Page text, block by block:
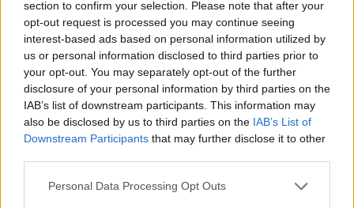
section to confirm your selection. Please note that after your
opt-out request is processed you may continue seeing
interest-based ads based on personal information utilized by
us or personal information disclosed to third parties prior to
your opt-out. You may separately opt-out of the further
disclosure of your personal information by third parties on the
IAB’s list of downstream participants. This information may
also be disclosed by us to third parties on the IAB’s List of
Downstream Participants that may further disclose it to other
Personal Data Processing Opt Outs
filmjében is. Most végre megkapja azt a figyelmet, amit
mindig is megérdemelt: megújul Esztergom egyik
legszebb sarokháza.
PÉNZCENTRUM| 2025. október 9. 20:01
Elképesztő újítást jelentett be a SPAR: sok
vásárló örülhet, ezeket a boltokat érinti a
dolog
A SPAR Magyarország tovább fejleszti hálózatát
Magyarországon.